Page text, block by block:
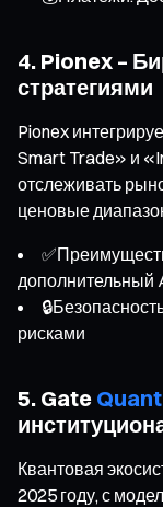
4. Pionex –
стратегиями
Pionex
Smart Trade» и
отслеживать
ценовые
дополнительный
рисками
5. Gate Quant
Квантовая
2025 году, с